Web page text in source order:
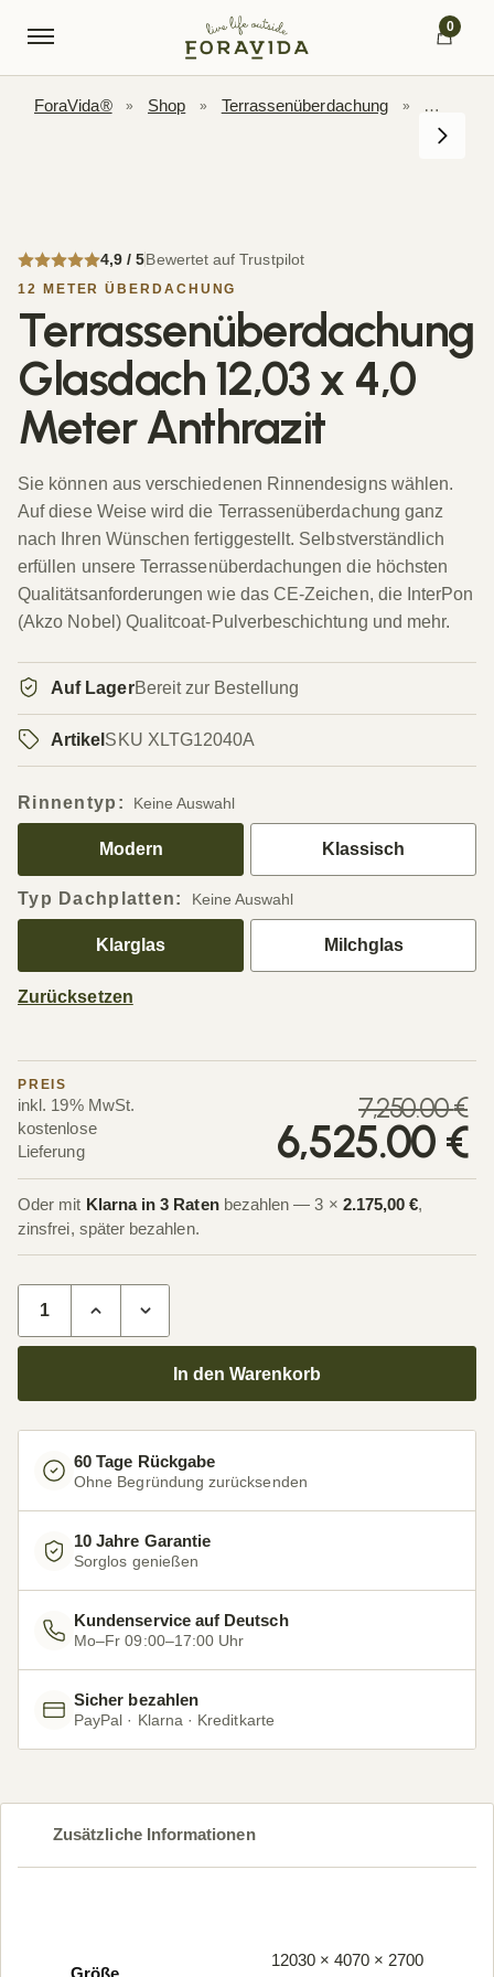
0
ForaVida® » Shop » Terrassenüberdachung »
4,9 / 5Bewertet auf Trustpilot
12 METER ÜBERDACHUNG
Terrassenüberdachung
Glasdach 12,03 x 4,0
Meter Anthrazit
Sie können aus verschiedenen Rinnendesigns wählen.
Auf diese Weise wird die Terrassenüberdachung ganz
nach Ihren Wünschen fertiggestellt. Selbstverständlich
erfüllen unsere Terrassenüberdachungen die höchsten
Qualitätsanforderungen wie das CE-Zeichen, die InterPon
(Akzo Nobel) Qualitcoat-Pulverbeschichtung und mehr.
Auf LagerBereit zur Bestellung
Artikel SKU XLTG12040A
Rinnentyp : Keine Auswahl
Modern Klassisch
Typ Dachplatten: Keine Auswahl
Klarglas Milchglas
Zurücksetzen
PREIS
inkl. 19% MwSt.
kostenlose
Lieferung
7,250.00€
6,525.00 €
Oder mit Klarna in 3 Ratenbezahlen — 3 × 2.175,00 €,
zinsfrei, später bezahlen.
In den Warenkorb
60 Tage Rückgabe
Ohne Begründung zurücksenden
10 Jahre Garantie
Sorglos genießen
Kundenservice auf Deutsch
Mo–Fr 09:00–17:00 Uhr
Sicher bezahlen
PayPal · Klarna · Kreditkarte
Zusätzliche Informationen
12030 × 4070 × 2700